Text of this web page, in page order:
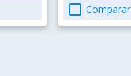
check_box_outline_blank Comparar